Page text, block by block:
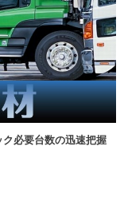
ク必要台数の迅速把握